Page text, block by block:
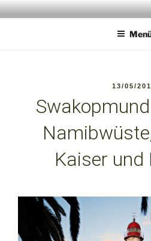
Zum
Inhalt
13/05/
Kaiser und